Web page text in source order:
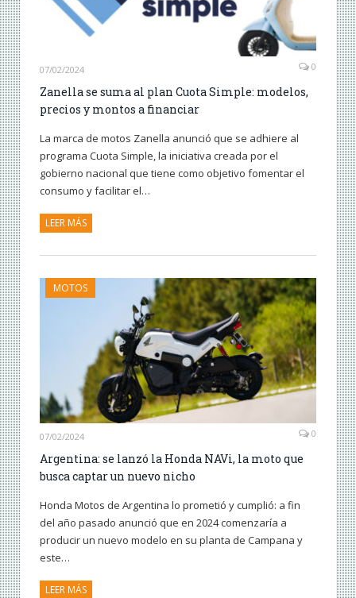
07/02/2024 0
Zanella se suma al plan Cuota Simple: modelos,
precios y montos a financiar
La marca de motos Zanella anunció que se adhiere al
programa Cuota Simple, la iniciativa creada por el
gobierno nacional que tiene como objetivo fomentar el
consumo y facilitar el…
LEER MÁS
MOTOS
07/02/2024 0
Argentina: se lanzó la Honda NAVi, la moto que
busca captar un nuevo nicho
Honda Motos de Argentina lo prometió y cumplió: a fin
del año pasado anunció que en 2024 comenzaría a
producir un nuevo modelo en su planta de Campana y
este…
LEER MÁS